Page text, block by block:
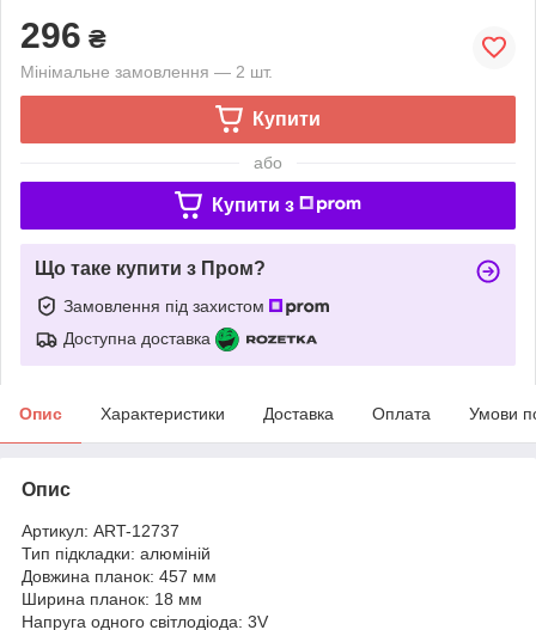
296 ₴
Мінімальне замовлення — 2 шт.
Купити
або
Купити з
Що таке купити з Пром?
Замовлення під захистом
Доступна доставка
Опис Характеристики Доставка Оплата Умови
Опис
Артикул: ART-12737
Тип підкладки: алюміній
Довжина планок: 457 мм
Ширина планок: 18 мм
Напруга одного світлодіода: 3V